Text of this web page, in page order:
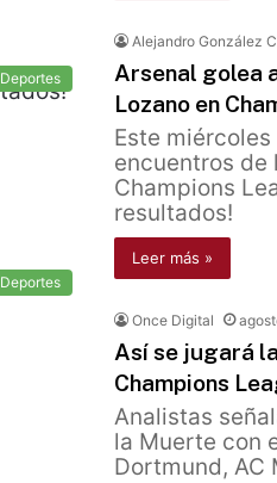
Deportes
Alejandro González
Arsenal golea
Lozano en
Este
encuentros de
Champions
resultados!
Leer más »
Deportes
Once Digital
Así se jugará
Champions
Analistas
la Muerte con
Dortmund, AC